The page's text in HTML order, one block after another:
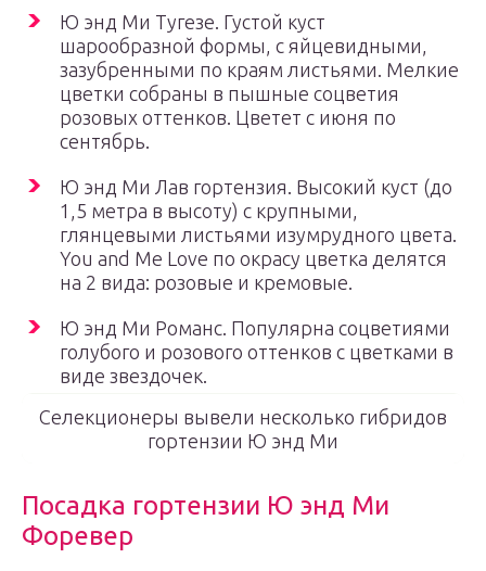
Ю энд Ми Тугезе. Густой куст
шарообразной формы, с яйцевидными,
зазубренными по краям листьями. Мелкие
цветки собраны в пышные соцветия
розовых оттенков. Цветет с июня по
сентябрь.
Ю энд Ми Лав гортензия. Высокий куст (до
1,5 метра в высоту) с крупными,
глянцевыми листьями изумрудного цвета.
You and Me Love по окрасу цветка делятся
на 2 вида: розовые и кремовые.
Ю энд Ми Романс. Популярна соцветиями
голубого и розового оттенков с цветками в
виде звездочек.
Селекционеры вывели несколько гибридов
гортензии Ю энд Ми
Посадка гортензии Ю энд Ми
Форевер